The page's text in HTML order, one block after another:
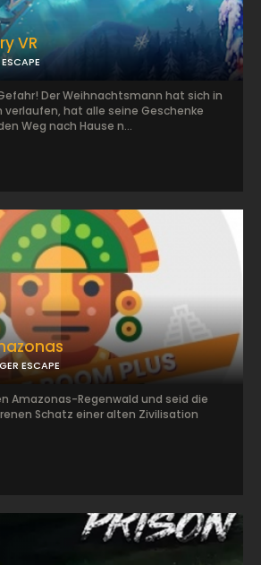
VR
Der Weihnachtsmann hat sich in
hat alle seine Geschenke
Weg nach Hause n...
ESCAPE
Amazonas-Regenwald und seid die
Schatz einer alten Zivilisation